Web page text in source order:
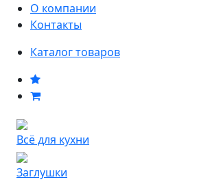
О компании
Контакты
Каталог товаров
Всё для кухни
Заглушки